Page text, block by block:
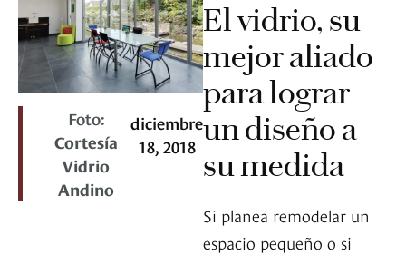
Foto:
Cortesía
Vidrio
Andino
diciembre
18, 2018
El vidrio, su
mejor aliado
para lograr
un diseño a
su medida
Si planea remodelar un
espacio pequeño o si